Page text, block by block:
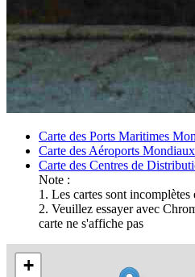
Carte
Mondiale
Fret
Aérien
Carte des Ports Maritimes
Carte des Aéroports Mondiaux
Carte des Centres de
Note :
1. Les cartes sont
2. Veuillez essayer avec
carte ne s'affiche pas
+